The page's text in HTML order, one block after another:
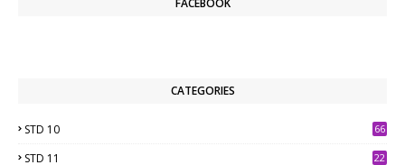
FACEBOOK
CATEGORIES
STD 10 66
STD 11 22